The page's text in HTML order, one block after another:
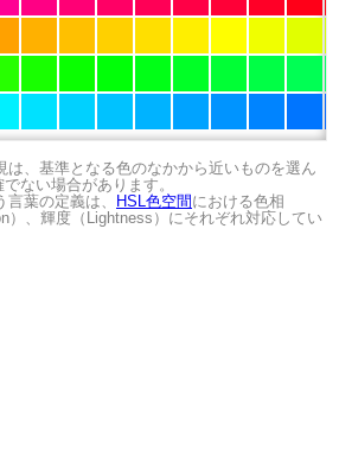
は、基準となる色のなかから近いものを選ん
ない場合があります。
葉の定義は、
HSL色空間 における色相
）、輝度（Lightness）にそれぞれ対応してい